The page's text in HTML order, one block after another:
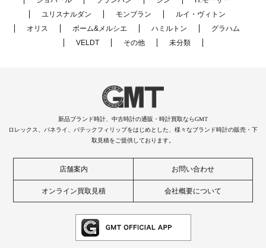
ユリスナルダン
モンブラン
ルイ・ヴィトン
オリス
ボーム&メルシエ ハミルトン
グラハム
VELDT
その他 未分類
新品ブランド時計、中古時計の通販・時計買取ならGMT
ロレックス、パネライ、パテックフィリップをはじめとした、様々なブランド時計の販売・下
取見積をご提供しております。
店舗案内 お問い合わせ
オンライン買取見積 会社概要について